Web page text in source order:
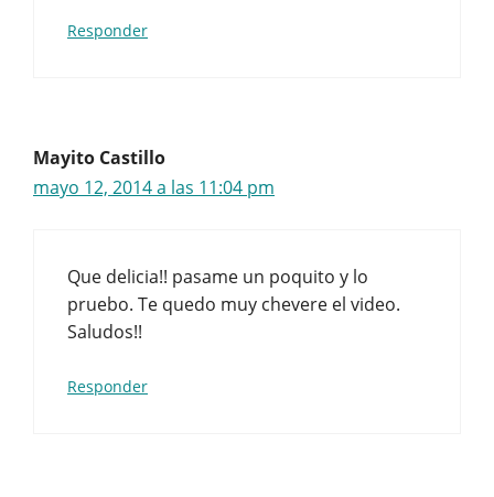
Responder
Mayito Castillo
mayo 12, 2014 a las 11:04 pm
Que delicia!! pasame un poquito y lo
pruebo. Te quedo muy chevere el video.
Saludos!!
Responder